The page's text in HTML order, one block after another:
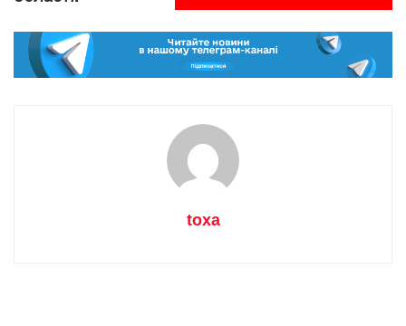
toxa